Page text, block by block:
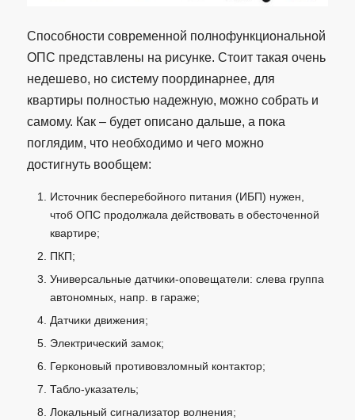
Способности современной полнофункциональной
ОПС представлены на рисунке. Стоит такая очень
недешево, но систему поординарнее, для
квартиры полностью надежную, можно собрать и
самому. Как – будет описано дальше, а пока
поглядим, что необходимо и чего можно
достигнуть вообщем:
Источник бесперебойного питания (ИБП) нужен,
чтоб ОПС продолжала действовать в обесточенной
квартире;
ПКП;
Универсальные датчики-оповещатели: слева группа
автономных, напр. в гараже;
Датчики движения;
Электрический замок;
Герконовый противовзломный контактор;
Табло-указатель;
Локальный сигнализатор волнения;